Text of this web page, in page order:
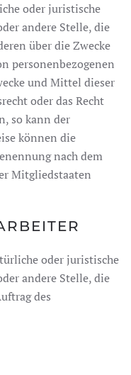
oder juristische
andere Stelle, die
über die Zwecke
personenbezogenen
und Mittel dieser
oder das Recht
so kann der
können die
nach dem
Mitgliedstaaten
oder juristische
andere Stelle, die
des